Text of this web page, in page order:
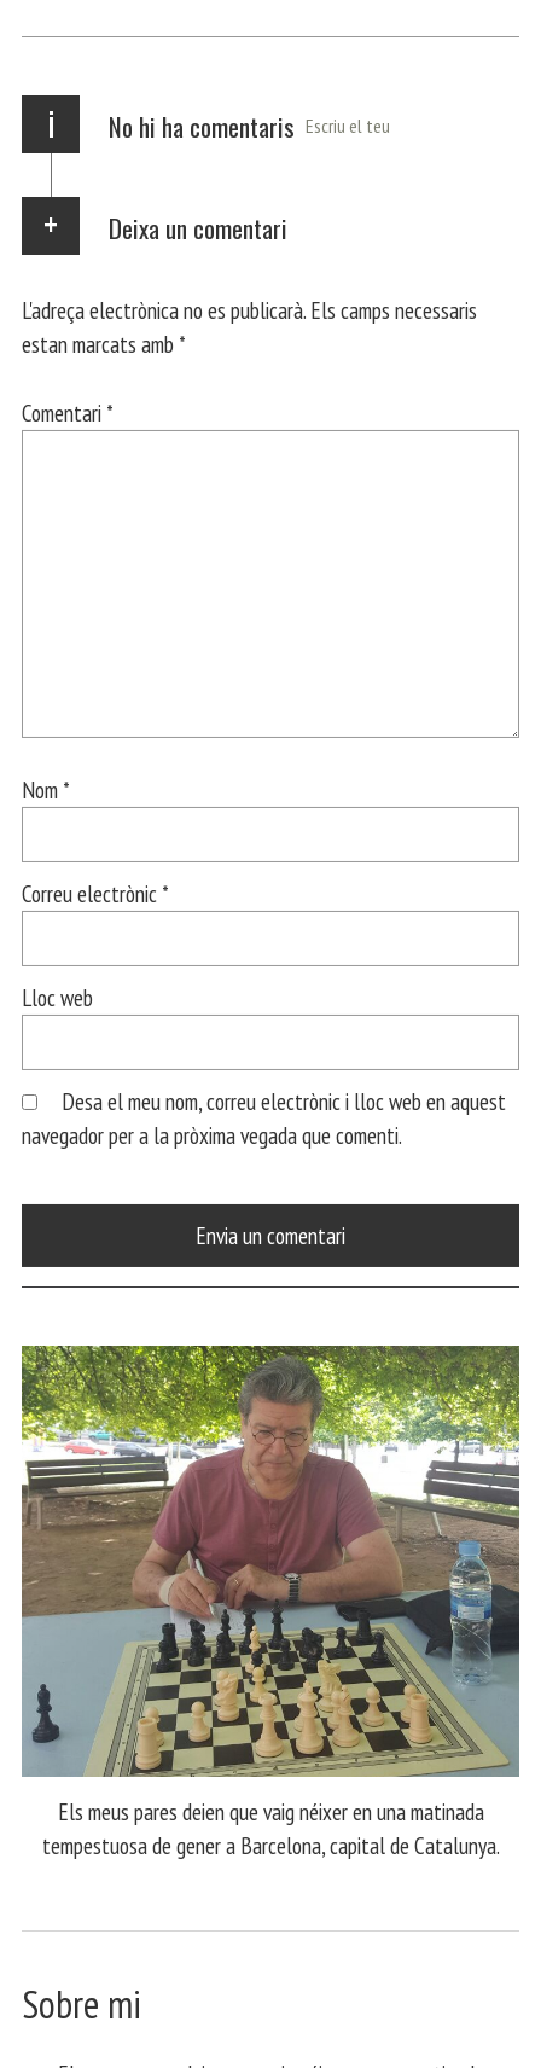
p m ei
i No hi ha comentaris Escriu el teu
Deixa un comentari
L'adreça electrònica no es publicarà. Els camps necessaris
estan marcats amb *
Comentari *
Nom *
Correu electrònic *
Lloc web
Desa el meu nom, correu electrònic i lloc web en aquest
navegador per a la pròxima vegada que comenti.
Els meus pares deien que vaig néixer en una matinada
tempestuosa de gener a Barcelona, capital de Catalunya.
Sobre mi